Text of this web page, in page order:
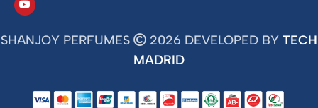
SHANJOY PERFUMES 2026 DEVELOPED BY TECH
MADRID